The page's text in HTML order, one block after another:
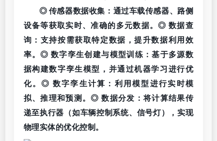
◎ 传感器数据收集：通过车载传感器、路侧
设备等获取实时、准确的多元数据。◎ 数据查
询：支持按需获取特定数据，提升数据利用效
率。◎ 数字孪生创建与模型训练：基于多源数
据构建数字孪生模型，并通过机器学习进行优
化。◎ 数字孪生计算：利用模型进行实时模
拟、推理和预测。◎ 数据分发：将计算结果传
递至执行器（如车辆控制系统、信号灯），实现
物理实体的优化控制。